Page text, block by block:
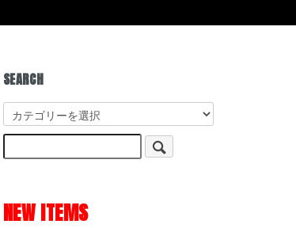
SEARCH
NEW ITEMS